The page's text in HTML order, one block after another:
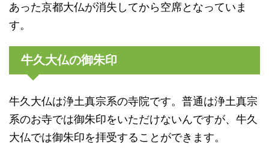
あった京都大仏が消失してから空席となっていま
す。
牛久大仏の御朱印
牛久大仏は浄土真宗系の寺院です。普通は浄土真宗
系のお寺では御朱印をいただけないんですが、牛久
大仏では御朱印を拝受することができます。